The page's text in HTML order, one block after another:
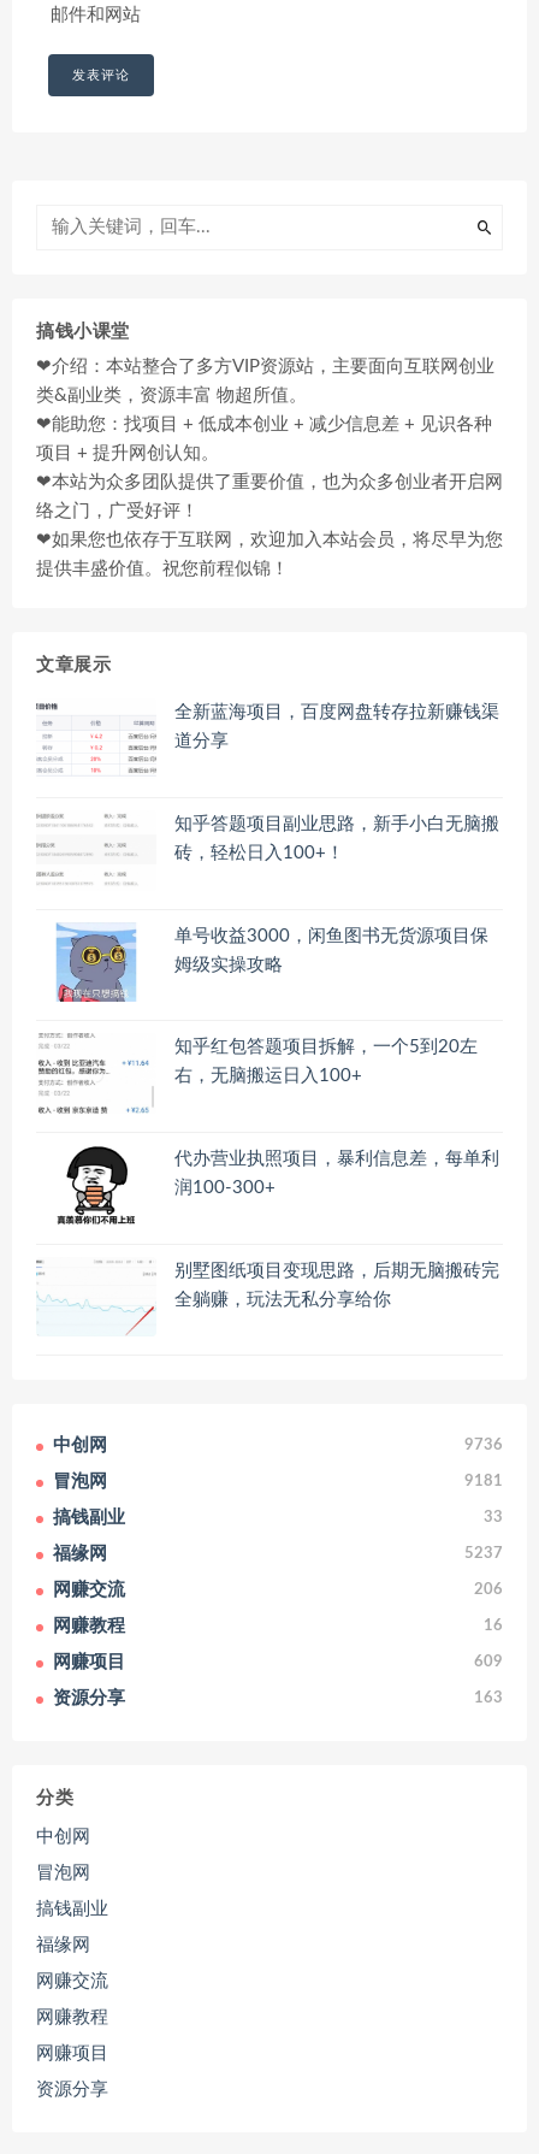
邮件和网站
搞钱小课堂
❤介绍：本站整合了多方VIP资源站，主要面向互联网创业
类&副业类，资源丰富 物超所值。
❤能助您：找项目 + 低成本创业 + 减少信息差 + 见识各种
项目 + 提升网创认知。
❤本站为众多团队提供了重要价值，也为众多创业者开启网
络之门，广受好评！
❤如果您也依存于互联网，欢迎加入本站会员，将尽早为您
提供丰盛价值。祝您前程似锦！
文章展示
全新蓝海项目，百度网盘转存拉新赚钱渠
道分享
知乎答题项目副业思路，新手小白无脑搬
砖，轻松日入100+！
单号收益3000，闲鱼图书无货源项目保
姆级实操攻略
知乎红包答题项目拆解，一个5到20左
右，无脑搬运日入100+
代办营业执照项目，暴利信息差，每单利
润100-300+
别墅图纸项目变现思路，后期无脑搬砖完
全躺赚，玩法无私分享给你
中创网 9736
冒泡网 9181
搞钱副业 33
福缘网 5237
网赚交流 206
网赚教程 16
网赚项目 609
资源分享 163
分类
中创网
冒泡网
搞钱副业
福缘网
网赚交流
网赚教程
网赚项目
资源分享